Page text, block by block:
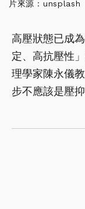
片來源：unsplash
高壓狀態已成
定、高抗壓性
理學家陳永儀
步不應該是壓抑